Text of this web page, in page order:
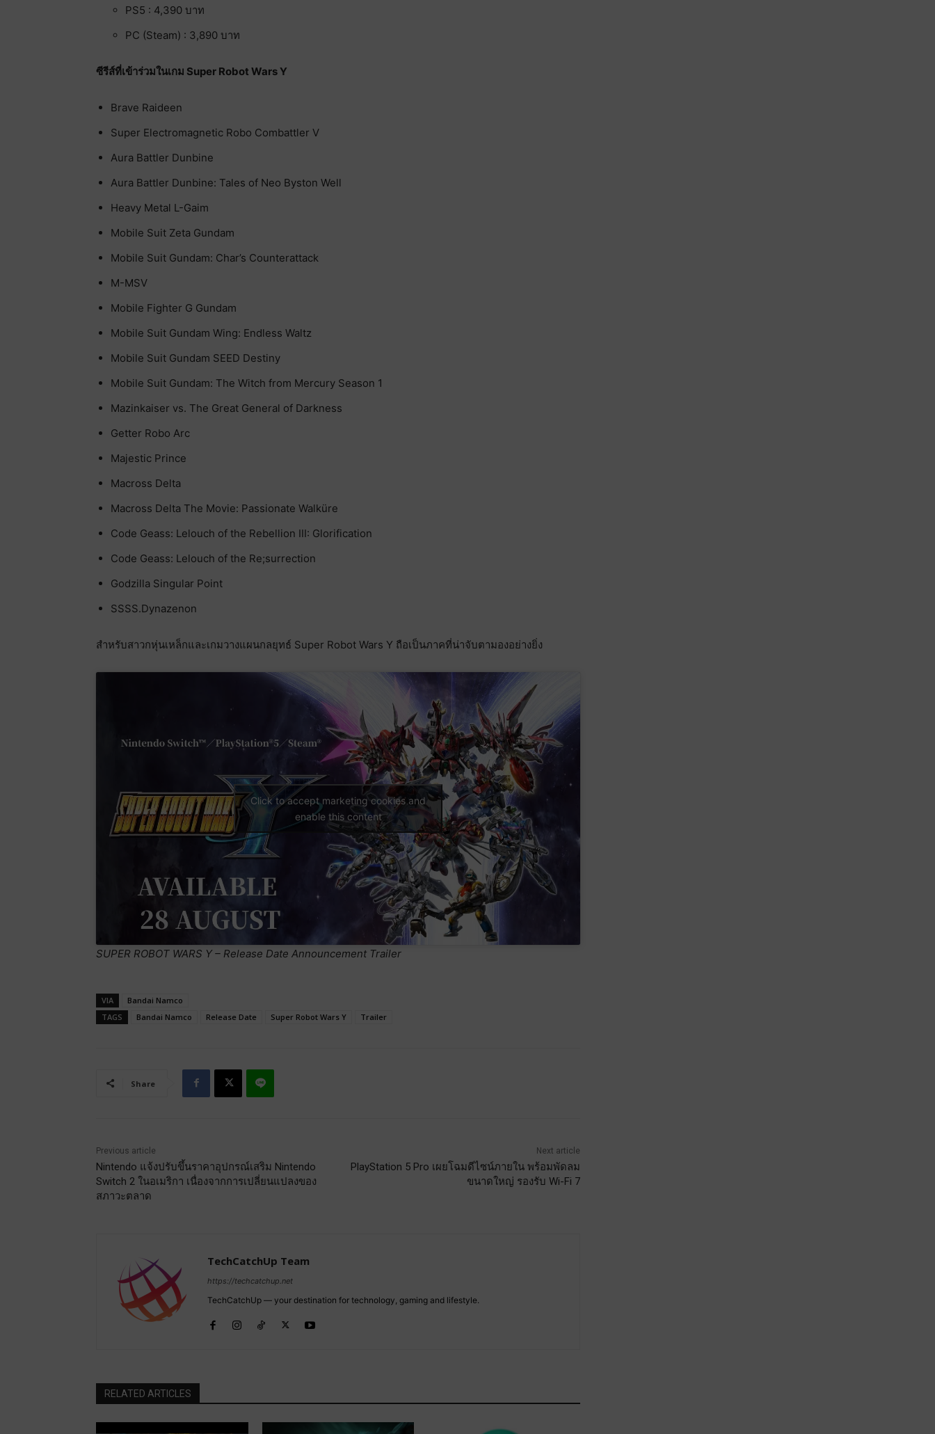
PS5 : 4,390 บาท
PC (Steam) : 3,890 บาท
ซีรีส์ที่เข้าร่วมในเกม Super Robot Wars Y
Brave Raideen
Super Electromagnetic Robo Combattler V
Aura Battler Dunbine
Aura Battler Dunbine: Tales of Neo Byston Well
Heavy Metal L-Gaim
Mobile Suit Zeta Gundam
Mobile Suit Gundam: Char’s Counterattack
M-MSV
Mobile Fighter G Gundam
Mobile Suit Gundam Wing: Endless Waltz
Mobile Suit Gundam SEED Destiny
Mobile Suit Gundam: The Witch from Mercury Season 1
Mazinkaiser vs. The Great General of Darkness
Getter Robo Arc
Majestic Prince
Macross Delta
Macross Delta The Movie: Passionate Walküre
Code Geass: Lelouch of the Rebellion III: Glorification
Code Geass: Lelouch of the Re;surrection
Godzilla Singular Point
SSSS.Dynazenon
สำหรับสาวกหุ่นเหล็กและเกมวางแผนกลยุทธ์ Super Robot Wars Y ถือเป็นภาคที่น่าจับตามองอย่างยิ่ง
Click to accept marketing cookies and
enable this content
SUPER ROBOT WARS Y – Release Date Announcement Trailer
VIA
Bandai Namco
TAGS
Bandai Namco Release Date Super Robot Wars Y Trailer
Share
Previous article
Nintendo แจ้งปรับขึ้นราคาอุปกรณ์เสริม Nintendo
Switch 2 ในอเมริกา เนื่องจากการเปลี่ยนแปลงของ
สภาวะตลาด
Next article
PlayStation 5 Pro เผยโฉมดีไซน์ภายใน พร้อมพัดลม
ขนาดใหญ่ รองรับ Wi-Fi 7
TechCatchUp Team
https://techcatchup.net
TechCatchUp — your destination for technology, gaming and lifestyle.
RELATED ARTICLES